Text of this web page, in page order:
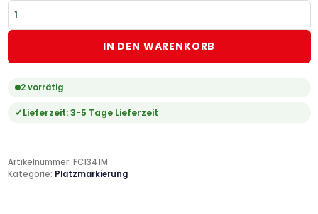
IN DEN WARENKORB
2 vorrätig
Lieferzeit:3-5 Tage Lieferzeit
Artikelnummer: FC1341M
Kategorie: Platzmarkierung